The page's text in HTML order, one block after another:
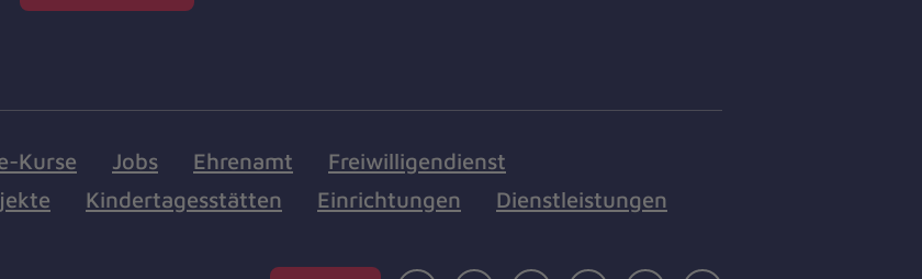
Kurse Jobs Ehrenamt
Freiwilligendienst
Kindertagesstätten Einrichtungen Dienstleistungen